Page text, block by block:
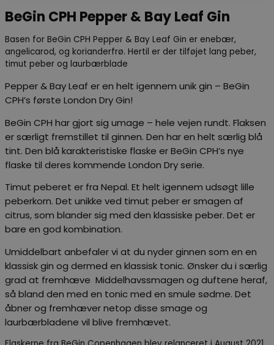
BeGin CPH Pepper & Bay Leaf Gin
Basen for BeGin CPH Pepper & Bay Leaf Gin er enebær,
angelicarod, og korianderfrø. Hertil er der tilføjet lang peber,
timut peber og laurbærblade
Pepper & Bay Leaf er en helt igennem unik gin – BeGin
CPH’s første London Dry Gin!
BeGin CPH har gjort sig umage – hele vejen rundt. Flaksen
er særligt fremstillet til ginnen. Den har en helt særlig blå
tint. Den blå karakteristiske flaske er BeGin CPH’s nye
flaske til deres kommende London Dry serie.
Timut peberet er fra Nepal. Et helt igennem udsøgt lille
peberkorn. Det unikke ved timut peber er smagen af
citrus, som blander sig med den klassiske peber. Det er
bare en god kombination.
Umiddelbart anbefaler vi at du nyder ginnen som en en
klassisk gin og dermed en klassisk tonic. Ønsker du i særlig
grad at fremhæve Middelhavssmagen og duftene heraf,
så bland den med en tonic med en smule sødme. Det
åbner og fremhæver netop disse smage og
laurbærbladene vil blive fremhævet.